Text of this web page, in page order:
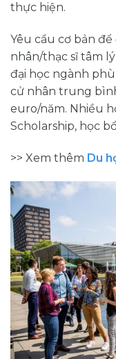
thực hiện.
Yêu cầu cơ bản
nhân/thạc sĩ tâm
đại học ngành phù
cử nhân trung
euro/năm. Nhiều
Scholarship, học
>> Xem thêm Du